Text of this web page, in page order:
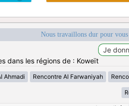
Nous travaillons dur pour
dans les régions de : Koweït
Ahmadi Rencontre Al Farwaniyah